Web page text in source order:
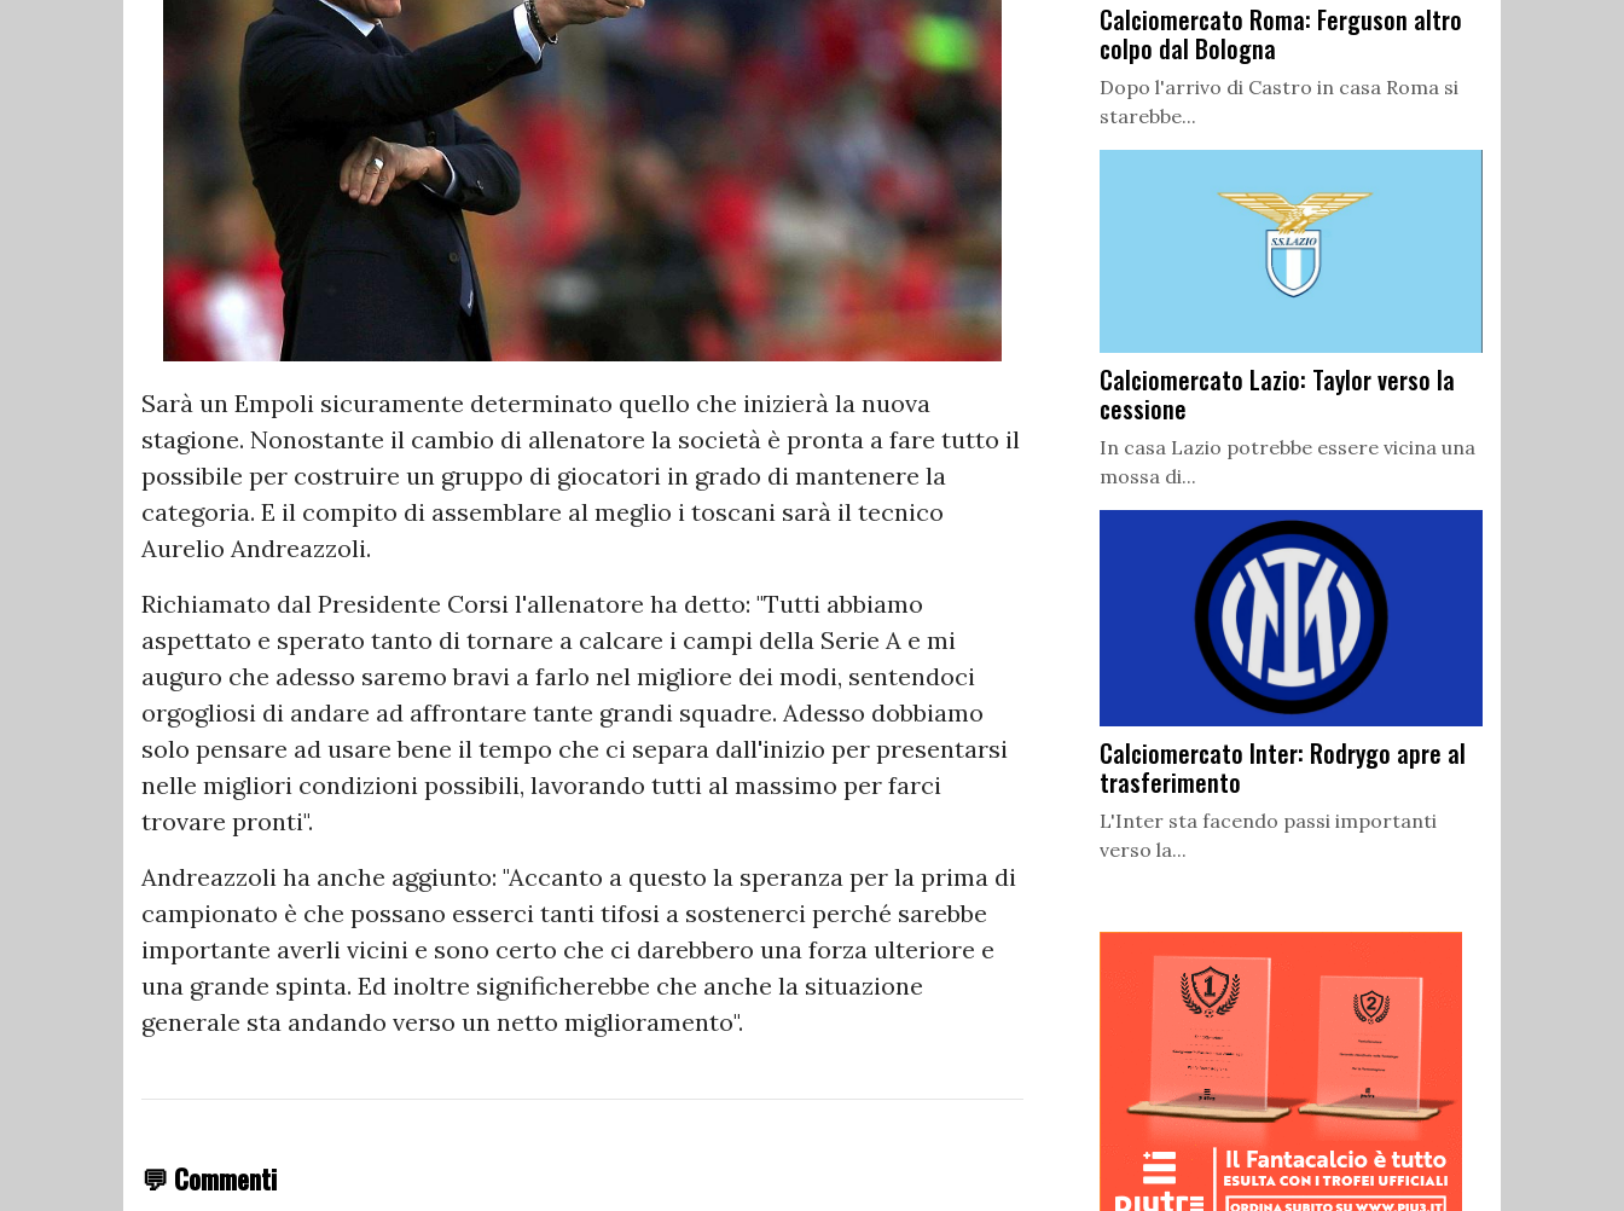
Sarà un Empoli sicuramente determinato quello che inizierà la nuova
stagione. Nonostante il cambio di allenatore la società è pronta a fare tutto il
possibile per costruire un gruppo di giocatori in grado di mantenere la
categoria. E il compito di assemblare al meglio i toscani sarà il tecnico
Aurelio Andreazzoli.
Richiamato dal Presidente Corsi l'allenatore ha detto: "Tutti abbiamo
aspettato e sperato tanto di tornare a calcare i campi della Serie A e mi
auguro che adesso saremo bravi a farlo nel migliore dei modi, sentendoci
orgogliosi di andare ad affrontare tante grandi squadre. Adesso dobbiamo
solo pensare ad usare bene il tempo che ci separa dall'inizio per presentarsi
nelle migliori condizioni possibili, lavorando tutti al massimo per farci
trovare pronti".
Andreazzoli ha anche aggiunto: "Accanto a questo la speranza per la prima di
campionato è che possano esserci tanti tifosi a sostenerci perché sarebbe
importante averli vicini e sono certo che ci darebbero una forza ulteriore e
una grande spinta. Ed inoltre significherebbe che anche la situazione
generale sta andando verso un netto miglioramento".
💬 Commenti
Calciomercato Roma: Ferguson altro
colpo dal Bologna
Dopo l'arrivo di Castro in casa Roma si
starebbe...
Calciomercato Lazio: Taylor verso la
cessione
In casa Lazio potrebbe essere vicina una
mossa di...
Calciomercato Inter: Rodrygo apre al
trasferimento
L'Inter sta facendo passi importanti
verso la...